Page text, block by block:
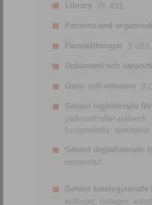
Library 76 491.
Persons and
Föreställningar 3 693.
Dokument och
Gatu- och ortnamn 8
Senast registrerade
palissad eller
horisontella, spetsade
Senast digitaliserade
enmedad
Senast katalogiserade
kullager, rullager,